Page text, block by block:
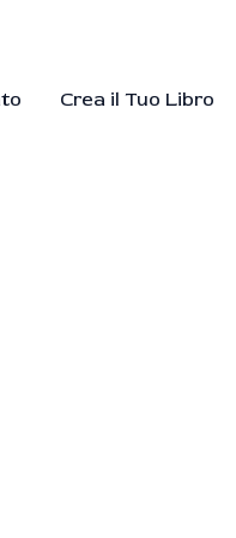
Crea il Tuo Libro